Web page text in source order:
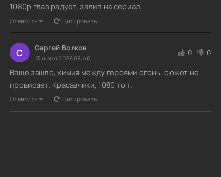
1080p глаз радует, залип на сериал.
Ответить Цитировать
С Сергей Волков
13 июня 2026 08:40
0 0
Ваще зашло, химия между героями огонь, сюжет не
провисает. Красавчики, 1080 топ.
Ответить Цитировать